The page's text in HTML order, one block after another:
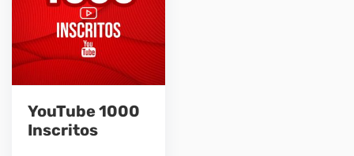
YouTube 1000
Inscritos